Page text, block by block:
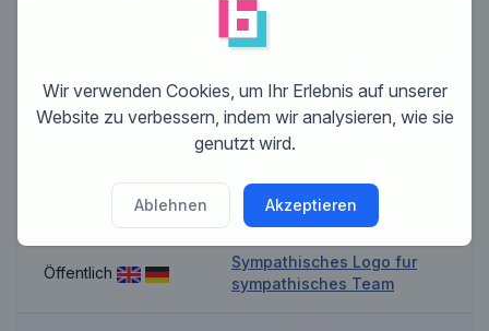
Logo fur einen neuen
Gasthaus Essen zum
Aufwarmen
Accessoires Linie
Öffentlich
Sympathisches Logo fur
sympathisches Team
Wir verwenden Cookies, um Ihr Erlebnis auf unserer
Website zu verbessern, indem wir analysieren, wie sie
genutzt wird.
Ablehnen Akzeptieren